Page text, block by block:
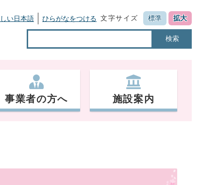
い日本語 ひらがなをつける 文字サイズ 標準 拡大
検索
事業者の方へ 施設案内